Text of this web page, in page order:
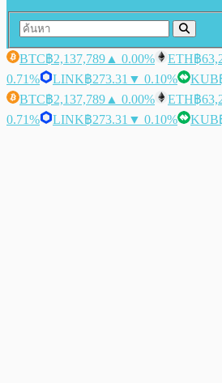
BTC฿2,137,789 ▲ 0.00% ETH฿
0.71%
LINK฿273.31 ▼ 0.10% KUB
BTC฿2,137,789 ▲ 0.00% ETH฿
0.71%
LINK฿273.31 ▼ 0.10% KUB